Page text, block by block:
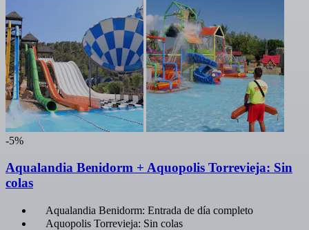
-5%
Aqualandia Benidorm + Aquopolis Torrevieja: Sin
colas
Aqualandia Benidorm: Entrada de día completo
Aquopolis Torrevieja: Sin colas